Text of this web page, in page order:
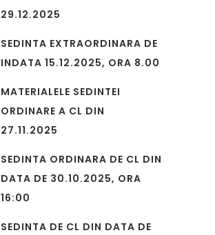
29.12.2025
SEDINTA EXTRAORDINARA DE
INDATA 15.12.2025, ORA 8.00
MATERIALELE SEDINTEI
ORDINARE A CL DIN
27.11.2025
SEDINTA ORDINARA DE CL DIN
DATA DE 30.10.2025, ORA
16:00
SEDINTA DE CL DIN DATA DE